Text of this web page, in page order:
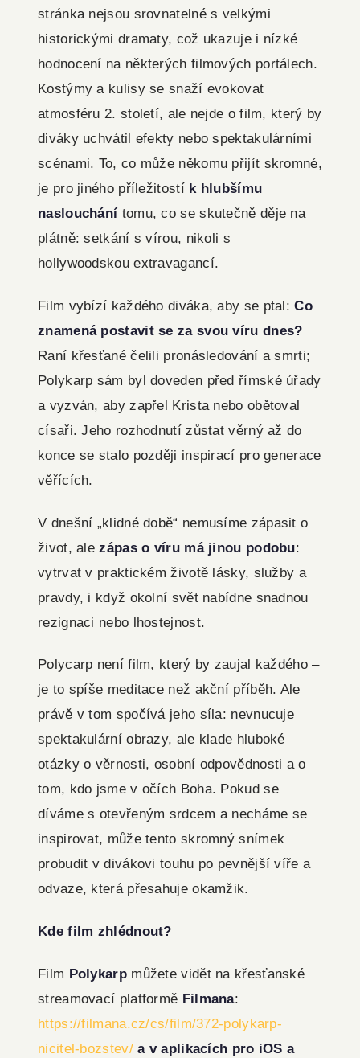
stránka nejsou srovnatelné s velkými
historickými dramaty, což ukazuje i nízké
hodnocení na některých filmových portálech.
Kostýmy a kulisy se snaží evokovat
atmosféru 2. století, ale nejde o film, který by
diváky uchvátil efekty nebo spektakulárními
scénami. To, co může někomu přijít skromné,
je pro jiného příležitostí k hlubšímu
naslouchání tomu, co se skutečně děje na
plátně: setkání s vírou, nikoli s
hollywoodskou extravagancí.
Film vybízí každého diváka, aby se ptal:Co
znamená postavit se za svou víru dnes?
Raní křesťané čelili pronásledování a smrti;
Polykarp sám byl doveden před římské úřady
a vyzván, aby zapřel Krista nebo obětoval
císaři. Jeho rozhodnutí zůstat věrný až do
konce se stalo později inspirací pro generace
věřících.
V dnešní „klidné době“ nemusíme zápasit o
život, alezápas o víru má jinou podobu:
vytrvat v praktickém životě lásky, služby a
pravdy, i když okolní svět nabídne snadnou
rezignaci nebo lhostejnost.
Polycarp není film, který by zaujal každého –
je to spíše meditace než akční příběh. Ale
právě v tom spočívá jeho síla: nevnucuje
spektakulární obrazy, ale klade hluboké
otázky o věrnosti, osobní odpovědnosti a o
tom, kdo jsme v očích Boha. Pokud se
díváme s otevřeným srdcem a necháme se
inspirovat, může tento skromný snímek
probudit v divákovi touhu po pevnější víře a
odvaze, která přesahuje okamžik.
Kde film zhlédnout?
Film Polykarp můžete vidět na křesťanské
streamovací platformě Filmana:
https://filmana.cz/cs/film/372-polykarp-
nicitel-bozstev/a v aplikacích pro iOS a